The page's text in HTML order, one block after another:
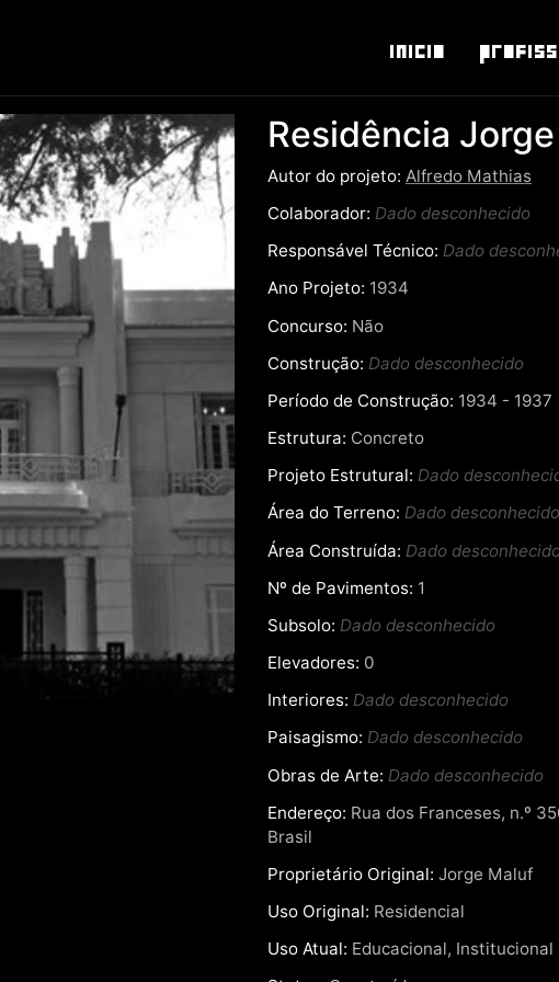
Inicio
Residência
Autor do projeto: Alfredo Mathias
Colaborador: Dado desconhecido
Responsável Técnico: Dado
Ano Projeto: 1934
Concurso: Não
Construção: Dado desconhecido
Período de Construção: 1934 - 1937
Estrutura: Concreto
Projeto Estrutural: Dado
Área do Terreno: Dado desconhecido
Área Construída: Dado desconhecido
Nº de Pavimentos: 1
Subsolo: Dado desconhecido
Elevadores: 0
Interiores: Dado desconhecido
Paisagismo: Dado desconhecido
Obras de Arte: Dado desconhecido
Endereço: Rua dos Franceses, n.º
Brasil
Proprietário Original: Jorge Maluf
Uso Original: Residencial
Uso Atual: Educacional, Institucional